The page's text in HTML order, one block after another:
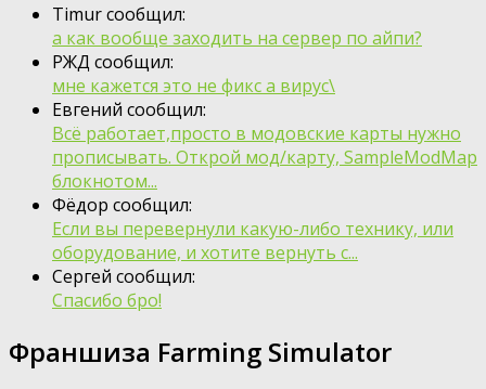
Timur сообщил:
а как вообще заходить на сервер по айпи?
РЖД сообщил:
мне кажется это не фикс а вирус\
Евгений сообщил:
Всё работает,просто в модовские карты нужно
прописывать. Открой мод/карту, SampleModMap
блокнотом...
Фёдор сообщил:
Если вы перевернули какую-либо технику, или
оборудование, и хотите вернуть с...
Сергей сообщил:
Спасибо бро!
Франшиза Farming Simulator